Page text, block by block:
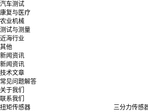
汽车测试
康复与医疗
农业机械
测试与测量
近海行业
其他
新闻资讯
新闻资讯
技术文章
常见问题解答
关于我们
联系我们
扭矩传感器
三分力传感